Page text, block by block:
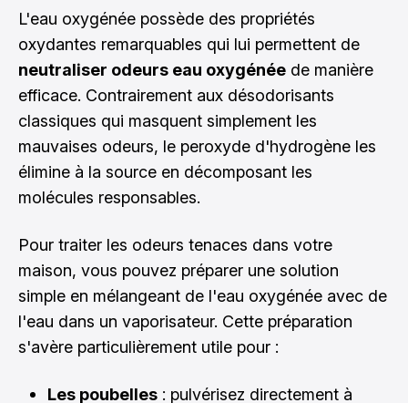
L'eau oxygénée possède des propriétés
oxydantes remarquables qui lui permettent de
neutraliser odeurs eau oxygénée de manière
efficace. Contrairement aux désodorisants
classiques qui masquent simplement les
mauvaises odeurs, le peroxyde d'hydrogène les
élimine à la source en décomposant les
molécules responsables.
Pour traiter les odeurs tenaces dans votre
maison, vous pouvez préparer une solution
simple en mélangeant de l'eau oxygénée avec de
l'eau dans un vaporisateur. Cette préparation
s'avère particulièrement utile pour :
Les poubelles : pulvérisez directement à